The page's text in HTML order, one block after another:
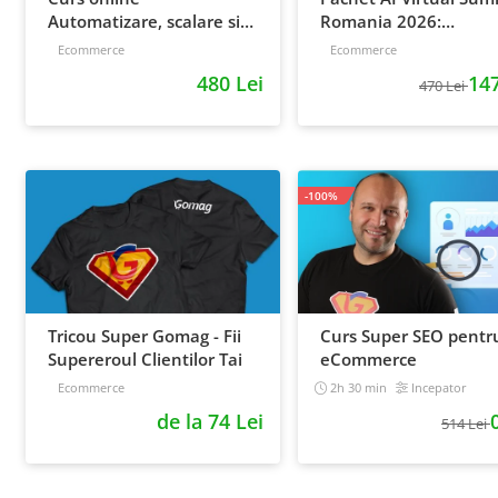
Automatizare, scalare si
loializare: ponturi pentru
Ecommerce
480 Lei
Romania 2026:
inregistrari +
Ecommerce
470 Lei
Tricou Super Gomag - Fii
Supereroul Clientilor Tai
Ecommerce
de la 74 Lei
Curs Super SEO
eCommerce
2h 30 min Incepator
514 Lei
-100%